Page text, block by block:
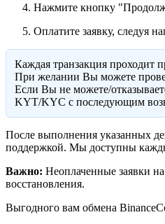
Нажмите кнопку
Оплатите заявку, следуя
Каждая транзакция проходит
При желании Вы можете
Eсли Вы не можете/
KYT/KYC с последующим
После выполнения указанных
поддержкой. Мы доступны
Важно: Неоплаченные заявки
восстановления.
Выгодного вам обмена